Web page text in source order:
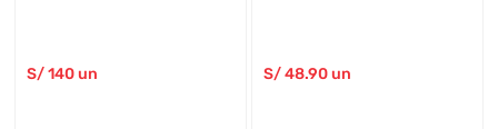
S/140 un S/48.90un